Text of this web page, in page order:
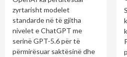
zyrtarisht modelet
standarde në të gjitha
nivelet e ChatGPT me
serinë GPT-5.6 për të
përmirësuar saktësinë dhe